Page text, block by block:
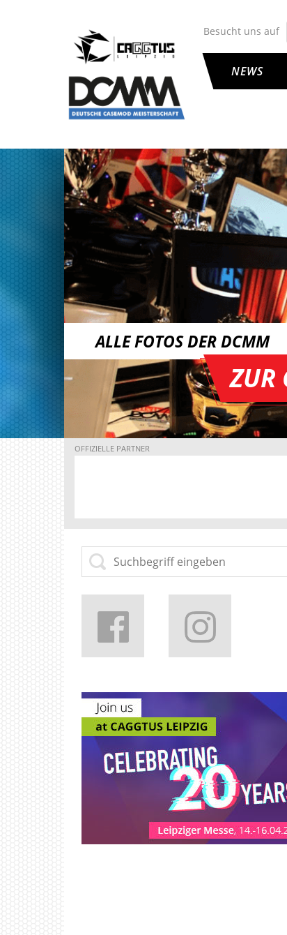
NEWS
Besucht uns auf
ALLE FOTOS DER DCMM
ZUR
OFFIZIELLE PARTNER